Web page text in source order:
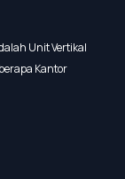
Unit Vertikal
Kantor